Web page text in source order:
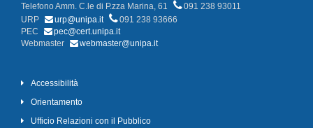
Telefono Amm. C.le di P.zza Marina, 61
091 238 93011
URP
urp@unipa.it
091 238 93666
PEC
pec@cert.unipa.it
Webmaster
webmaster@unipa.it
Accessibilità
Orientamento
Ufficio Relazioni con il Pubblico